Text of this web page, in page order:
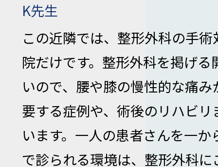
K先生
この近隣では、整形外科の手
院だけです。整形外科を掲げ
いので、腰や膝の慢性的な痛
要する症例や、術後のリハビ
います。一人の患者さんを一か
で診られる環境は、整形外科